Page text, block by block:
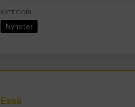
KATEGORI
Nyheter
Essä